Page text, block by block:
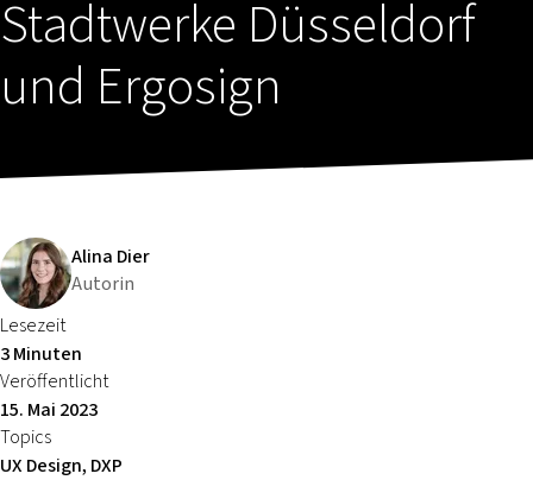
Stadtwerke Düsseldorf
und Ergosign
Alina Dier
Autorin
Lesezeit
3 Minuten
Veröffentlicht
15. Mai 2023
Topics
UX Design, DXP